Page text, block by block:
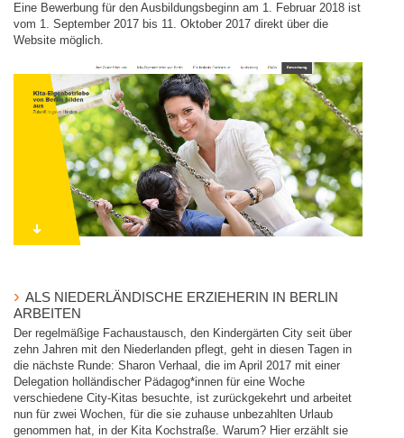
Eine Bewerbung für den Ausbildungsbeginn am 1. Februar 2018 ist
vom 1. September 2017 bis 11. Oktober 2017 direkt über die
Website möglich.
ALS NIEDERLÄNDISCHE ERZIEHERIN IN BERLIN
ARBEITEN
Der regelmäßige Fachaustausch, den Kindergärten City seit über
zehn Jahren mit den Niederlanden pflegt, geht in diesen Tagen in
die nächste Runde: Sharon Verhaal, die im April 2017 mit einer
Delegation holländischer Pädagog*innen für eine Woche
verschiedene City-Kitas besuchte, ist zurückgekehrt und arbeitet
nun für zwei Wochen, für die sie zuhause unbezahlten Urlaub
genommen hat, in der Kita Kochstraße. Warum? Hier erzählt sie